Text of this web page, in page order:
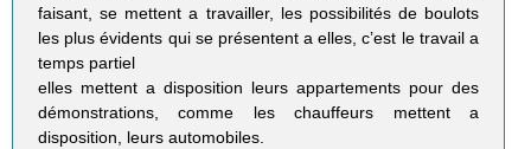
faisant, se mettent a travailler, les possibilités de boulots
les plus évidents qui se présentent a elles, c’est le travail a
temps partiel
elles mettent a disposition leurs appartements pour des
démonstrations, comme les chauffeurs mettent a
disposition, leurs automobiles.